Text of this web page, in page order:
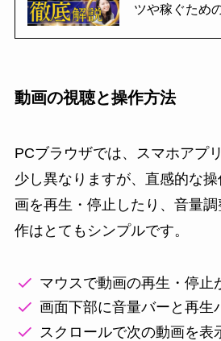
ツや稼ぐため
動画の視聴と操作方法
PCブラウザでは、スマホアプ
少し異なりますが、直感的な
画を再生・停止したり、音量
作はとてもシンプルです。
マウスで動画の再生・停止
画面下部に音量バーと再生
スクロールで次の動画を表